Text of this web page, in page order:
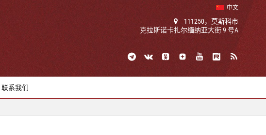
中文
111250，莫斯科市
克拉斯诺卡扎尔缅纳亚大街 9 号A
联系我们